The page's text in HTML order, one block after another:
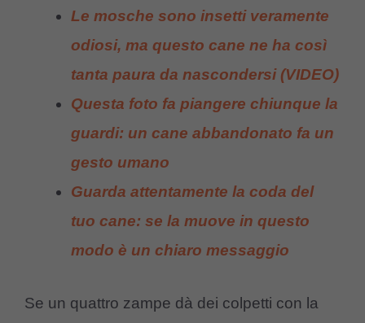
Le mosche sono insetti veramente
odiosi, ma questo cane ne ha così
tanta paura da nascondersi (VIDEO)
Questa foto fa piangere chiunque la
guardi: un cane abbandonato fa un
gesto umano
Guarda attentamente la coda del
tuo cane: se la muove in questo
modo è un chiaro messaggio
Se un quattro zampe dà dei colpetti con la